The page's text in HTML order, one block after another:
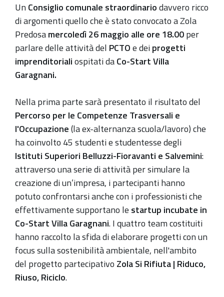
Un Consiglio comunale straordinariodavvero ricco
di argomenti quello che è stato convocato a Zola
Predosamercoledì 26 maggio alle ore 18.00per
parlare delle attività del PCTOe deiprogetti
imprenditorialiospitati daCo-Start Villa
Garagnani.
Nella prima parte sarà presentato il risultato del
Percorso per le Competenze Trasversali e
l'Occupazione(la ex-alternanza scuola/lavoro) che
ha coinvolto 45 studenti e studentesse degli
Istituti Superiori Belluzzi-Fioravanti e Salvemini:
attraverso una serie di attività per simulare la
creazione di un’impresa, i partecipanti hanno
potuto confrontarsi anche con i professionisti che
effettivamente supportano le startup incubate in
Co-Start Villa Garagnani. I quattro team costituiti
hanno raccolto la sfida di elaborare progetti con un
focus sulla sostenibilità ambientale, nell'ambito
del progetto partecipativo Zola Si Rifiuta | Riduco,
Riuso, Riciclo.